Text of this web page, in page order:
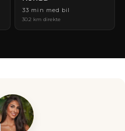
33 min med bil
30.2 km direkte